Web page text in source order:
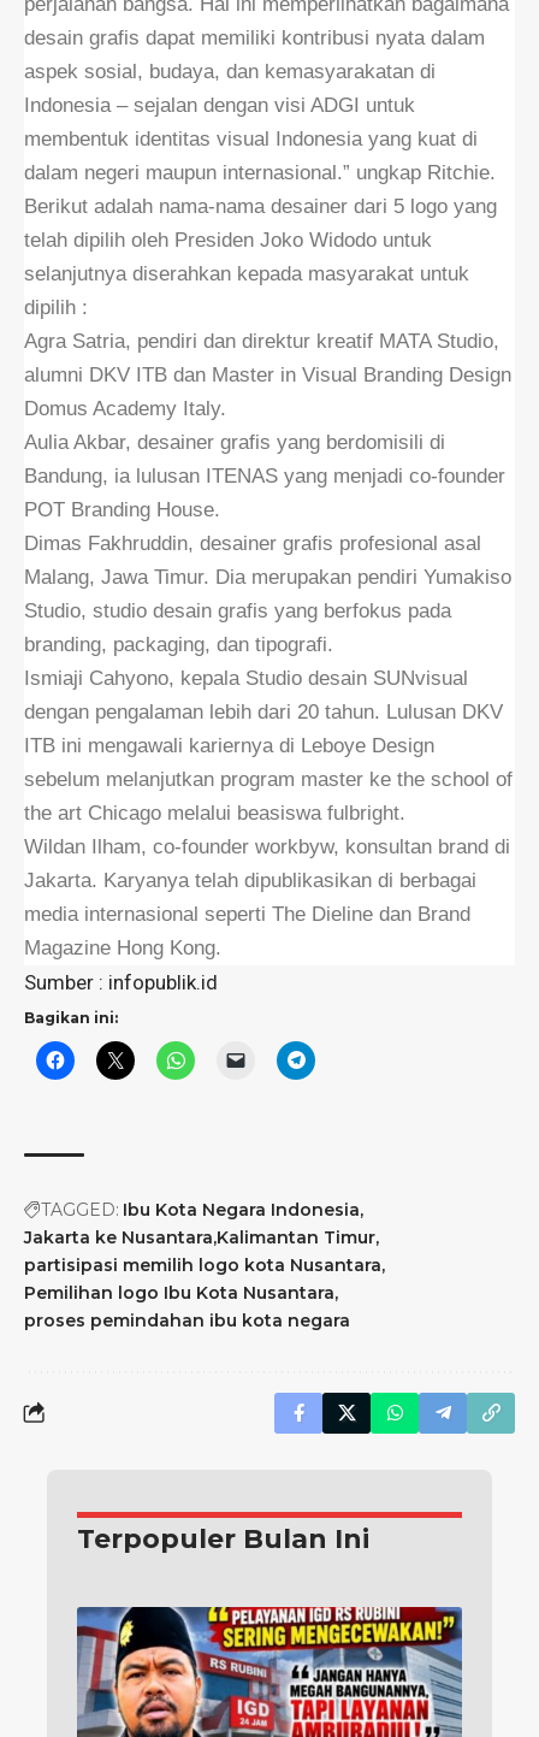
perjalanan bangsa. Hal ini memperlihatkan bagaimana
desain grafis dapat memiliki kontribusi nyata dalam
aspek sosial, budaya, dan kemasyarakatan di
Indonesia – sejalan dengan visi ADGI untuk
membentuk identitas visual Indonesia yang kuat di
dalam negeri maupun internasional.” ungkap Ritchie.
Berikut adalah nama-nama desainer dari 5 logo yang
telah dipilih oleh Presiden Joko Widodo untuk
selanjutnya diserahkan kepada masyarakat untuk
dipilih :
Agra Satria, pendiri dan direktur kreatif MATA Studio,
alumni DKV ITB dan Master in Visual Branding Design
Domus Academy Italy.
Aulia Akbar, desainer grafis yang berdomisili di
Bandung, ia lulusan ITENAS yang menjadi co-founder
POT Branding House.
Dimas Fakhruddin, desainer grafis profesional asal
Malang, Jawa Timur. Dia merupakan pendiri Yumakiso
Studio, studio desain grafis yang berfokus pada
branding, packaging, dan tipografi.
Ismiaji Cahyono, kepala Studio desain SUNvisual
dengan pengalaman lebih dari 20 tahun. Lulusan DKV
ITB ini mengawali kariernya di Leboye Design
sebelum melanjutkan program master ke the school of
the art Chicago melalui beasiswa fulbright.
Wildan Ilham, co-founder workbyw, konsultan brand di
Jakarta. Karyanya telah dipublikasikan di berbagai
media internasional seperti The Dieline dan Brand
Magazine Hong Kong.
Sumber : infopublik.id
Bagikan ini:
TAGGED: Ibu Kota Negara Indonesia
Jakarta ke Nusantara Kalimantan Timur
partisipasi memilih logo kota Nusantara
Pemilihan logo Ibu Kota Nusantara
proses pemindahan ibu kota negara
Terpopuler Bulan Ini